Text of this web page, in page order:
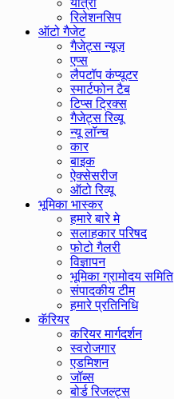
यात्रा
रिलेशनसिप
ऑटो गैजेट
गैजेट्स न्यूज़
एप्स
लैपटॉप कंप्यूटर
स्मार्टफोन टैब
टिप्स ट्रिक्स
गैजेट्स रिव्यू
न्यू लॉन्च
कार
बाइक
ऐक्सेसरीज
ऑटो रिव्यू
भूमिका भास्कर
हमारे बारे मे
सलाहकार परिषद
फोटो गैलरी
विज्ञापन
भूमिका ग्रामोदय समिति
संपादकीय टीम
हमारे प्रतिनिधि
कॅरियर
करियर मार्गदर्शन
स्वरोजगार
एडमिशन
जॉब्स
बोर्ड रिजल्ट्स